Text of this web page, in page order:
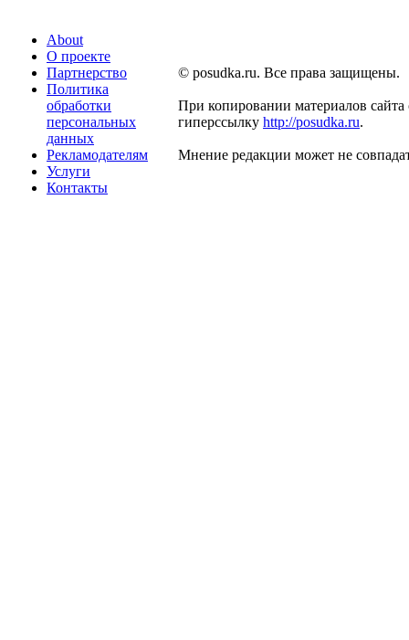
About
О проекте
Партнерство
Политика
обработки
персональных
данных
Рекламодателям
Услуги
Контакты
© posudka.ru. Все права защищены.
При копировании материалов сайта
гиперссылку http://posudka.ru.
Мнение редакции может не